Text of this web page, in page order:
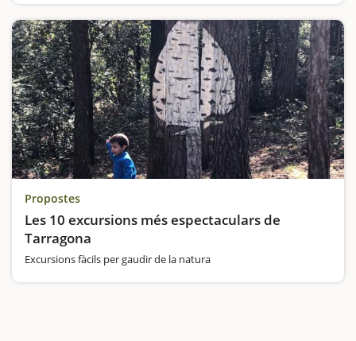
Propostes
Les 10 excursions més espectaculars de
Tarragona
Excursions fàcils per gaudir de la natura